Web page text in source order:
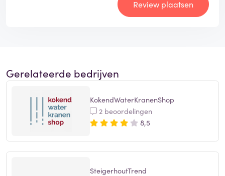
Review plaatsen
Gerelateerde bedrijven
KokendWaterKranenShop
2 beoordelingen
8,5
SteigerhoutTrend